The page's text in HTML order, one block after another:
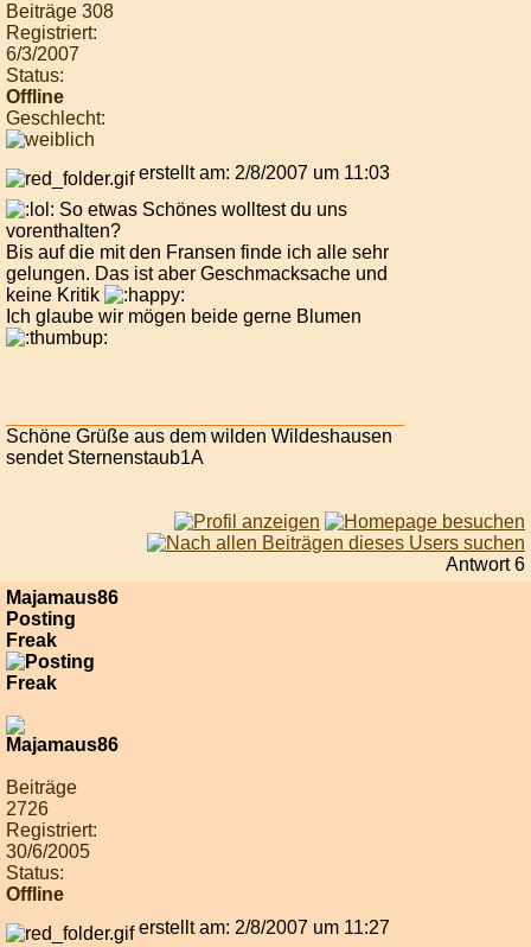
Beiträge 308
Registriert:
6/3/2007
Status:
Offline
Geschlecht:
erstellt am: 2/8/2007 um 11:03
So etwas Schönes wolltest du uns
vorenthalten?
Bis auf die mit den Fransen finde ich alle sehr
gelungen. Das ist aber Geschmacksache und
keine Kritik
Ich glaube wir mögen beide gerne Blumen
Schöne Grüße aus dem wilden Wildeshausen
sendet Sternenstaub1A
Antwort 6
Majamaus86
Posting
Freak
Beiträge
2726
Registriert:
30/6/2005
Status:
Offline
erstellt am: 2/8/2007 um 11:27